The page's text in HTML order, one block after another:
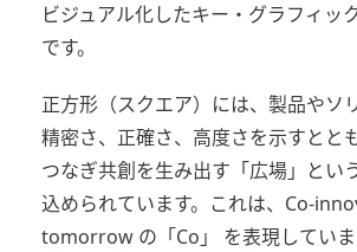
ビジュアル化したキー・グラフィッ
です。
正方形（スクエア）には、製品やソ
精密さ、正確さ、高度さを示すとと
つなぎ共創を生み出す「広場」とい
込められています。これは、Co-
tomorrow の「Co」 を表現してい